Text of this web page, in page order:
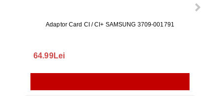
Adaptor Card CI / CI+ SAMSUNG 3709-001791
64.99Lei